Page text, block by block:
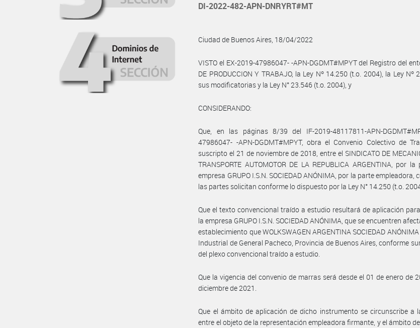
DI-2022-482-APN-DNRYRT#MT
Ciudad de Buenos Aires, 18/04/2022
VISTO el EX-2019-47986047- -APN-DGDMT#MPYT del Registro del
DE PRODUCCION Y TRABAJO, la Ley Nº 14.250 (t.o. 2004), la Ley Nº
sus modificatorias y la Ley N° 23.546 (t.o. 2004), y
CONSIDERANDO:
Que, en las páginas 8/39 del IF-2019-48117811-APN-
47986047- -APN-DGDMT#MPYT, obra el Convenio Colectivo de
suscripto el 21 de noviembre de 2018, entre el SINDICATO DE
TRANSPORTE AUTOMOTOR DE LA REPUBLICA ARGENTINA, por
empresa GRUPO I.S.N. SOCIEDAD ANÓNIMA, por la parte empleadora,
las partes solicitan conforme lo dispuesto por la Ley N° 14.250 (t.o.
Que el texto convencional traído a estudio resultará de aplicación
la empresa GRUPO I.S.N. SOCIEDAD ANÓNIMA, que se encuentren
establecimiento que WOLKSWAGEN ARGENTINA SOCIEDAD
Industrial de General Pacheco, Provincia de Buenos Aires, conforme
del plexo convencional traído a estudio.
Que la vigencia del convenio de marras será desde el 01 de enero de
diciembre de 2021.
Que el ámbito de aplicación de dicho instrumento se circunscribe a
entre el objeto de la representación empleadora firmante, y el ámbito